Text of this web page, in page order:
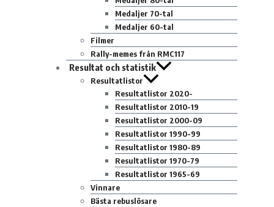
Medaljer 70-tal
Medaljer 60-tal
Filmer
Rally-memes från RMC117
Resultat och statistik
Resultatlistor
Resultatlistor 2020-
Resultatlistor 2010-19
Resultatlistor 2000-09
Resultatlistor 1990-99
Resultatlistor 1980-89
Resultatlistor 1970-79
Resultatlistor 1965-69
Vinnare
Bästa rebuslösare